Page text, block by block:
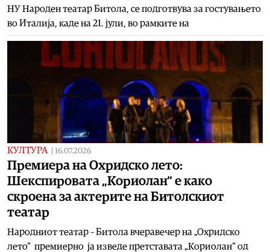
НУ Народен театар Битола, се подготвува за гостувањето
во Италија, каде на 21. јули, во рамките на
КУЛТУРА 16.07.2026
Премиера на Охридско лето:
Шекспировата „Кориолан“ е како
скроена за актерите на Битолскиот
театар
Народниот театар – Битола вчеравечер на „Охридско
лето“ премиерно ја изведе претставата „Кориолан“ од